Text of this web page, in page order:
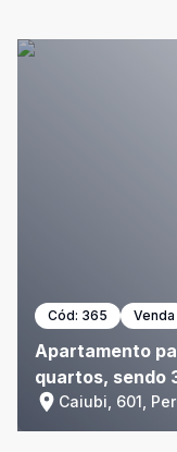
Cód: 365 Venda
Apartamento
quartos, sendo
Caiubi, 601,